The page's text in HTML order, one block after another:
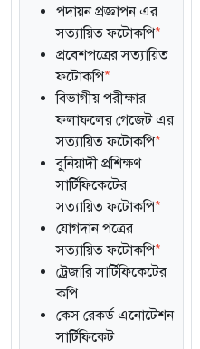
পদায়ন প্রজ্ঞাপন এর
সত্যায়িত ফটোকপি*
প্রবেশপত্রের সত্যায়িত
ফটোকপি*
বিভাগীয় পরীক্ষার
ফলাফলের গেজেট এর
সত্যায়িত ফটোকপি*
বুনিয়াদী প্রশিক্ষণ
সার্টিফিকেটের
সত্যায়িত ফটোকপি*
যোগদান পত্রের
সত্যায়িত ফটোকপি*
ট্রেজারি সার্টিফিকেটের
কপি
কেস রেকর্ড এনোটেশন
সার্টিফিকেট